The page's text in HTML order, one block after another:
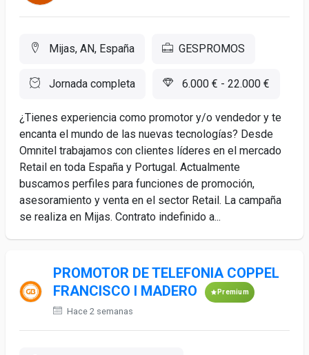
Mijas, AN, España GESPROMOS
Jornada completa 6.000 € - 22.000 €
¿Tienes experiencia como promotor y/o vendedor y te
encanta el mundo de las nuevas tecnologías? Desde
Omnitel trabajamos con clientes líderes en el mercado
Retail en toda España y Portugal. Actualmente
buscamos perfiles para funciones de promoción,
asesoramiento y venta en el sector Retail. La campaña
se realiza en Mijas. Contrato indefinido a...
PROMOTOR DE TELEFONIA COPPEL
FRANCISCO I MADERO
Premium
Hace 2 semanas